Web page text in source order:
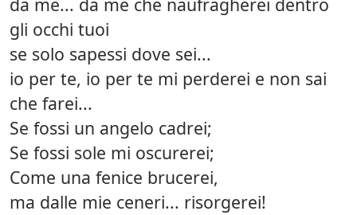
gli occhi tuoi
se solo sapessi dove sei...
io per te, io per te mi perderei e non sai
che farei...
Se fossi un angelo cadrei;
Se fossi sole mi oscurerei;
Come una fenice brucerei,
ma dalle mie ceneri... risorgerei!